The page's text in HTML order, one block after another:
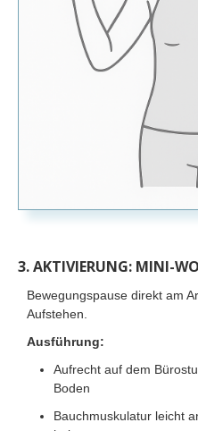
3. AKTIVIERUNG: MINI-
Bewegungspause direkt am
Aufstehen.
Ausführung:
Aufrecht auf dem
Boden
Bauchmuskulatur leicht